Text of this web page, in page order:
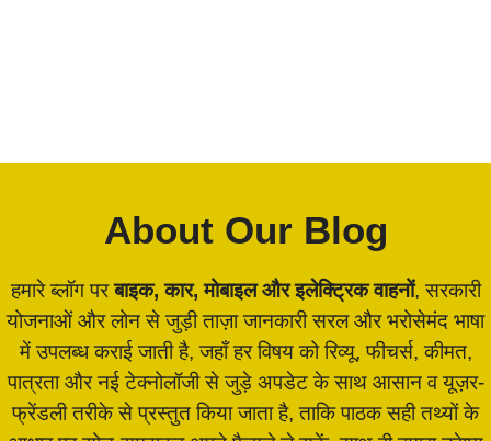
About Our Blog
हमारे ब्लॉग परबाइक, कार, मोबाइल और इलेक्ट्रिक वाहनों, सरकारी
योजनाओं और लोन से जुड़ी ताज़ा जानकारी सरल और भरोसेमंद भाषा
में उपलब्ध कराई जाती है, जहाँ हर विषय को रिव्यू, फीचर्स, कीमत,
पात्रता और नई टेक्नोलॉजी से जुड़े अपडेट के साथ आसान व यूज़र-
फ्रेंडली तरीके से प्रस्तुत किया जाता है, ताकि पाठक सही तथ्यों के